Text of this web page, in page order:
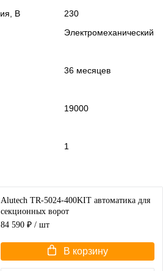
В
230
Электромеханический
36 месяцев
19000
1
Alutech TR-5024-400KIT автоматика для
секционных ворот
84 590 ₽ / шт
В корзину